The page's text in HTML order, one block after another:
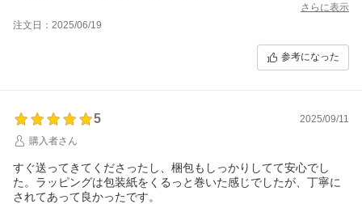
さらに表示
注文日：2025/06/19
参考になった
5
2025/09/11
購入者さん
すぐ送ってきてくださったし、梱包もしっかりしてて安心でし
た。ラッピングは包装紙をくるっと巻いた感じでしたが、丁寧に
されてあって良かったです。